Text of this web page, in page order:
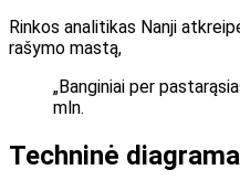
Rinkos analitikas Nanji
rašymo mastą,
„Banginiai per
mln.
Techninė